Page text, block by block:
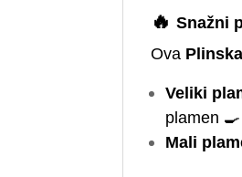
🔥Snažni
Ova
Veliki
plamen 🍳
Mali